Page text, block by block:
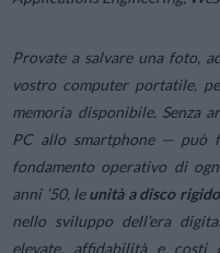
Provate a salvare una foto,
vostro computer portatile,
memoria disponibile. Senza
PC allo smartphone — può
fondamento operativo di
anni ’50, leunità a disco
nello sviluppo dell’era
elevate, affidabilità e costi